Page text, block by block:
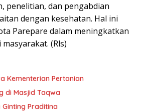
penelitian, dan pengabdian
dengan kesehatan. Hal ini
Parepare dalam meningkatkan
(Rls)
Kementerian Pertanian
di Masjid Taqwa
Praditina